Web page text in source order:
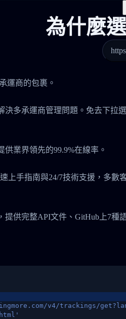
為什麼
運商的包裹。
決多承運商管理問題。免去下拉
業界領先的99.9%在線率。
上手指南與24/7技術支援，多數
提供完整API文件、GitHub上7種
v4/trackings/